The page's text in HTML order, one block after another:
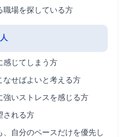
職場を探している方
感じてしまう方
なせばよいと考える方
強いストレスを感じる方
される方
、自分のペースだけを優先し